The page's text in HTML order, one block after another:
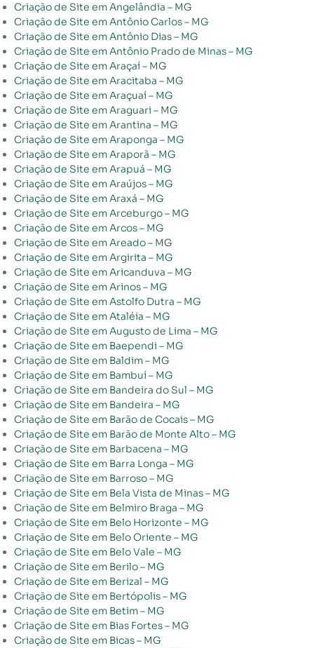
Criação de Site em Angelândia – MG
Criação de Site em Antônio Carlos – MG
Criação de Site em Antônio Dias – MG
Criação de Site em Antônio Prado de Minas – MG
Criação de Site em Araçaí – MG
Criação de Site em Aracitaba – MG
Criação de Site em Araçuaí – MG
Criação de Site em Araguari – MG
Criação de Site em Arantina – MG
Criação de Site em Araponga – MG
Criação de Site em Araporã – MG
Criação de Site em Arapuá – MG
Criação de Site em Araújos – MG
Criação de Site em Araxá – MG
Criação de Site em Arceburgo – MG
Criação de Site em Arcos – MG
Criação de Site em Areado – MG
Criação de Site em Argirita – MG
Criação de Site em Aricanduva – MG
Criação de Site em Arinos – MG
Criação de Site em Astolfo Dutra – MG
Criação de Site em Ataléia – MG
Criação de Site em Augusto de Lima – MG
Criação de Site em Baependi – MG
Criação de Site em Baldim – MG
Criação de Site em Bambuí – MG
Criação de Site em Bandeira do Sul – MG
Criação de Site em Bandeira – MG
Criação de Site em Barão de Cocais – MG
Criação de Site em Barão de Monte Alto – MG
Criação de Site em Barbacena – MG
Criação de Site em Barra Longa – MG
Criação de Site em Barroso – MG
Criação de Site em Bela Vista de Minas – MG
Criação de Site em Belmiro Braga – MG
Criação de Site em Belo Horizonte – MG
Criação de Site em Belo Oriente – MG
Criação de Site em Belo Vale – MG
Criação de Site em Berilo – MG
Criação de Site em Berizal – MG
Criação de Site em Bertópolis – MG
Criação de Site em Betim – MG
Criação de Site em Bias Fortes – MG
Criação de Site em Bicas – MG